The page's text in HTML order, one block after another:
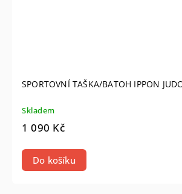
SPORTOVNÍ TAŠKA/BATOH IPPON
Skladem
1 090 Kč
Do košíku